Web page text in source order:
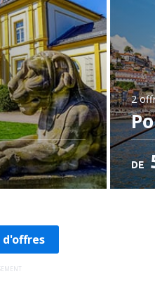
2
DE
d'offres